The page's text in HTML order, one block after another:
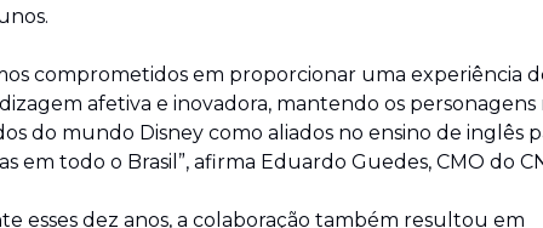
comprometidos em proporcionar uma experiência
afetiva e inovadora, mantendo os personagens
do mundo Disney como aliados no ensino de inglês
em todo o Brasil”, afirma Eduardo Guedes, CMO do
esses dez anos, a colaboração também resultou em